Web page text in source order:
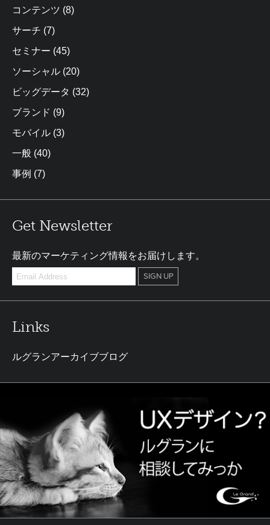
コンテンツ (8)
サーチ (7)
セミナー (45)
ソーシャル (20)
ビッグデータ (32)
ブランド (9)
モバイル (3)
一般 (40)
事例 (7)
Get Newsletter
最新のマーケティング情報をお届けします。
Links
ルグランアーカイブブログ